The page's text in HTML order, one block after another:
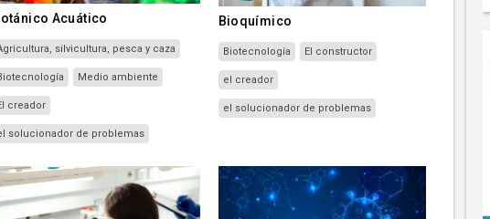
Acuático
silvicultura, pesca y caza
Medio ambiente
creador
solucionador de problemas
Bioquímico
Biotecnología El constructor
el creador
el solucionador de problemas